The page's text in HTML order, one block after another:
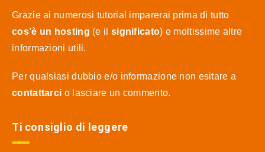
Grazie ai numerosi tutorial imparerai prima di tutto
cos’è un hosting (e il significato) e moltissime altre
informazioni utili.
Per qualsiasi dubbio e/o informazione non esitare a
contattarci o lasciare un commento.
Ti consiglio di leggere